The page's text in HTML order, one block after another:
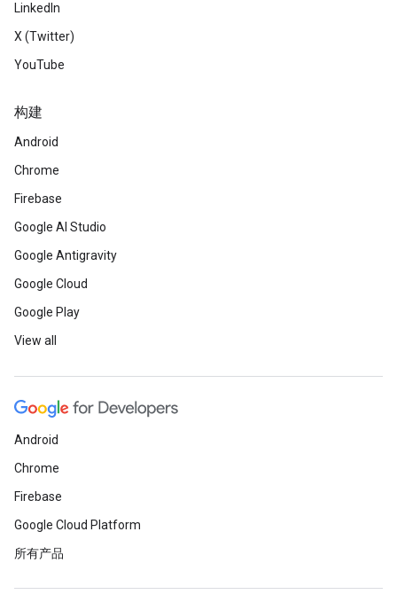
LinkedIn
X (Twitter)
YouTube
构建
Android
Chrome
Firebase
Google AI Studio
Google Antigravity
Google Cloud
Google Play
View all
Android
Chrome
Firebase
Google Cloud Platform
所有产品